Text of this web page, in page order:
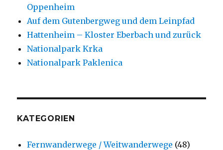
Oppenheim
Auf dem Gutenbergweg und dem Leinpfad
Hattenheim – Kloster Eberbach und zurück
Nationalpark Krka
Nationalpark Paklenica
KATEGORIEN
Fernwanderwege / Weitwanderwege (48)